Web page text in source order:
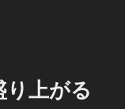
り上がる